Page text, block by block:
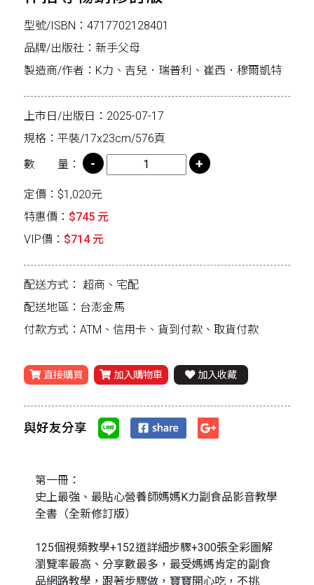
型號/ISBN：4717702128401
品牌/出版社：新手父母
製造商/作者：K力、吉兒．瑞普利、崔西．穆爾凱特
上市日/出版日：2025-07-17
規格：平裝/17x23cm/576頁
數 量：
定價：$1,020元
特惠價： $745 元
VIP價： $714 元
配送方式： 超商、宅配
配送地區：台澎金馬
付款方式：ATM、信用卡、貨到付款、取貨付款
直接購買 加入購物車 加入收藏
與好友分享
第一冊：
史上最強、最貼心營養師媽媽K力副食品影音教學
全書（全新修訂版）
125個視頻教學+152道詳細步驟+300張全彩圖解
瀏覽率最高、分享數最多，最受媽媽肯定的副食
品網路教學，跟著步驟做，寶寶開心吃，不挑